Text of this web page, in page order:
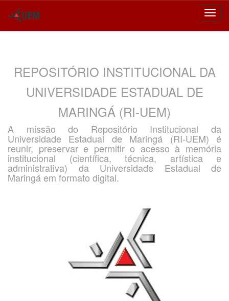
REPOSITÓRIO INSTITUCIONAL DA
UNIVERSIDADE ESTADUAL DE
MARINGÁ (RI-UEM)
A missão do Repositório Institucional da
Universidade Estadual de Maringá (RI-UEM) é
reunir, preservar e permitir o acesso à memória
institucional (científica, técnica, artística e
administrativa) da Universidade Estadual de
Maringá em formato digital.